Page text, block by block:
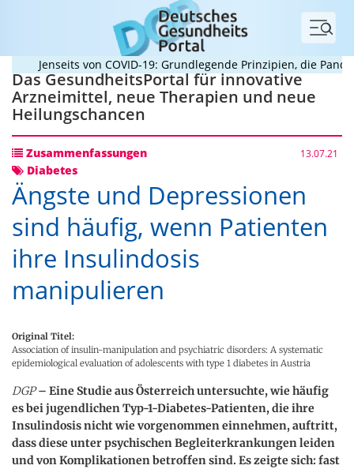
Menü
Jenseits von COVID-19: Grundlegende Prinzipien, die
Das GesundheitsPortal für innovative
Arzneimittel, neue Therapien und neue
Heilungschancen
Zusammenfassungen 13.07.21
Diabetes
Ängste und Depressionen
sind häufig, wenn Patienten
ihre Insulindosis
manipulieren
Original Titel:
Association of insulin-manipulation and psychiatric disorders: A systematic
epidemiological evaluation of adolescents with type 1 diabetes in Austria
DGP– Eine Studie aus Österreich untersuchte, wie häufig
es bei jugendlichen Typ-1-Diabetes-Patienten, die ihre
Insulindosis nicht wie vorgenommen einnehmen, auftritt,
dass diese unter psychischen Begleiterkrankungen leiden
und von Komplikationen betroffen sind. Es zeigte sich: fast